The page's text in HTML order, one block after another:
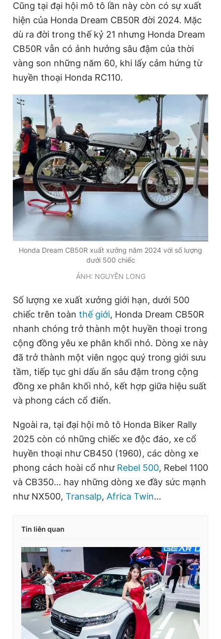
Cũng tại đại hội mô tô lần này còn có sự xuất
hiện của Honda Dream CB50R đời 2024. Mặc
dù ra đời trong thế kỷ 21 nhưng Honda Dream
CB50R vẫn có ảnh hưởng sâu đậm của thời
vàng son những năm 60, khi lấy cảm hứng từ
huyền thoại Honda RC110.
Honda Dream CB50R xuất xưởng năm 2024 với số lượng
dưới 500 chiếc
ẢNH: NGUYỄN LONG
Số lượng xe xuất xưởng giới hạn, dưới 500
chiếc trên toàn thế giới, Honda Dream CB50R
nhanh chóng trở thành một huyền thoại trong
cộng đồng yêu xe phân khối nhỏ. Dòng xe này
đã trở thành một viên ngọc quý trong giới sưu
tầm, tiếp tục ghi dấu ấn sâu đậm trong cộng
đồng xe phân khối nhỏ, kết hợp giữa hiệu suất
và phong cách cổ điển.
Ngoài ra, tại đại hội mô tô Honda Biker Rally
2025 còn có những chiếc xe độc đáo, xe cổ
huyền thoại như CB450 (1960), các dòng xe
phong cách hoài cổ như Rebel 500, Rebel 1100
và CB350… hay những dòng xe đầy sức mạnh
như NX500, Transalp, Africa Twin…
Tin liên quan